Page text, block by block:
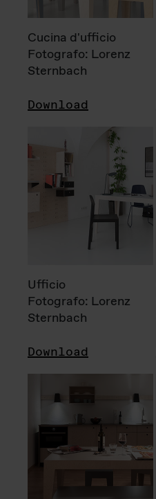
Cucina d'ufficio
Fotografo: Lorenz
Sternbach
Download
Ufficio
Fotografo: Lorenz
Sternbach
Download